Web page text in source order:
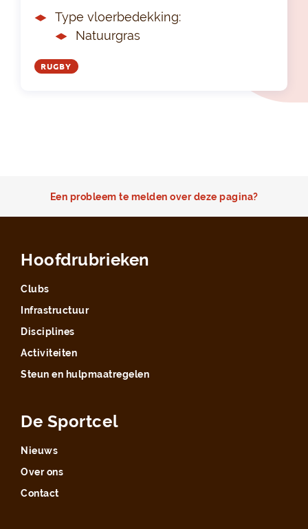
Type vloerbedekking:
Natuurgras
RUGBY
Een probleem te melden over deze pagina?
Hoofdrubrieken
Clubs
Infrastructuur
Disciplines
Activiteiten
Steun en hulpmaatregelen
De Sportcel
Nieuws
Over ons
Contact